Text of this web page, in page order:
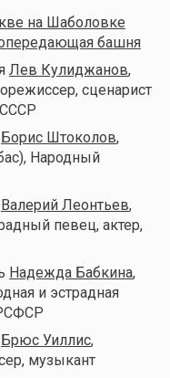
на Шаболовке
башня
Лев Кулиджанов,
сценарист
СССР
Борис Штоколов,
Народный
Валерий Леонтьев,
певец, актер,
Надежда Бабкина,
и эстрадная
Брюс Уиллис,
музыкант